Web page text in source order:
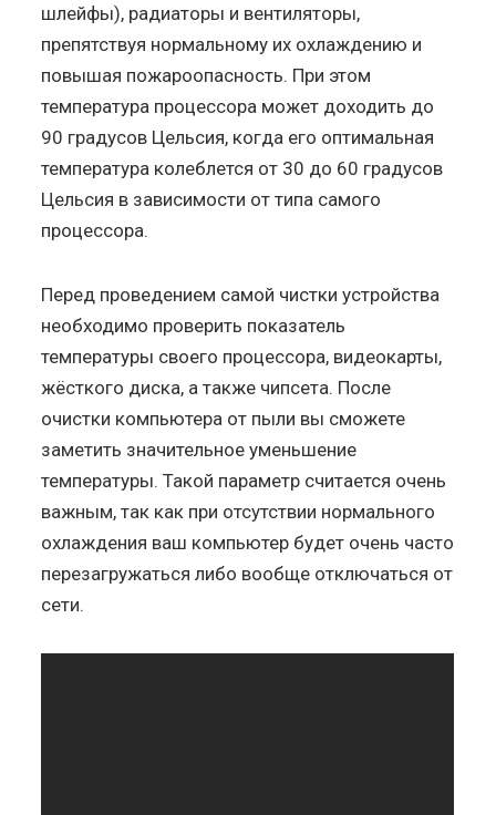
шлейфы), радиаторы и вентиляторы,
препятствуя нормальному их охлаждению и
повышая пожароопасность. При этом
температура процессора может доходить до
90 градусов Цельсия, когда его оптимальная
температура колеблется от 30 до 60 градусов
Цельсия в зависимости от типа самого
процессора.
Перед проведением самой чистки устройства
необходимо проверить показатель
температуры своего процессора, видеокарты,
жёсткого диска, а также чипсета. После
очистки компьютера от пыли вы сможете
заметить значительное уменьшение
температуры. Такой параметр считается очень
важным, так как при отсутствии нормального
охлаждения ваш компьютер будет очень часто
перезагружаться либо вообще отключаться от
сети.